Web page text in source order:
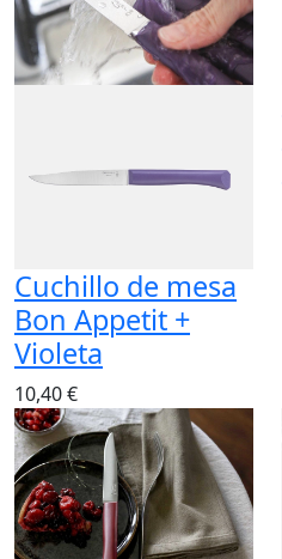
Cuchillo de mesa
Bon Appetit +
Violeta
10,40 €